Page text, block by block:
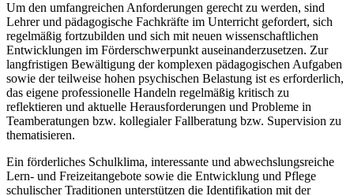
Um den umfangreichen Anforderungen gerecht zu werden, sind
Lehrer und pädagogische Fachkräfte im Unterricht gefordert, sich
regelmäßig fortzubilden und sich mit neuen wissenschaftlichen
Entwicklungen im Förderschwerpunkt auseinanderzusetzen. Zur
langfristigen Bewältigung der komplexen pädagogischen Aufgaben
sowie der teilweise hohen psychischen Belastung ist es erforderlich,
das eigene professionelle Handeln regelmäßig kritisch zu
reflektieren und aktuelle Herausforderungen und Probleme in
Teamberatungen bzw. kollegialer Fallberatung bzw. Supervision zu
thematisieren.
Ein förderliches Schulklima, interessante und abwechslungsreiche
Lern- und Freizeitangebote sowie die Entwicklung und Pflege
schulischer Traditionen unterstützen die Identifikation mit der